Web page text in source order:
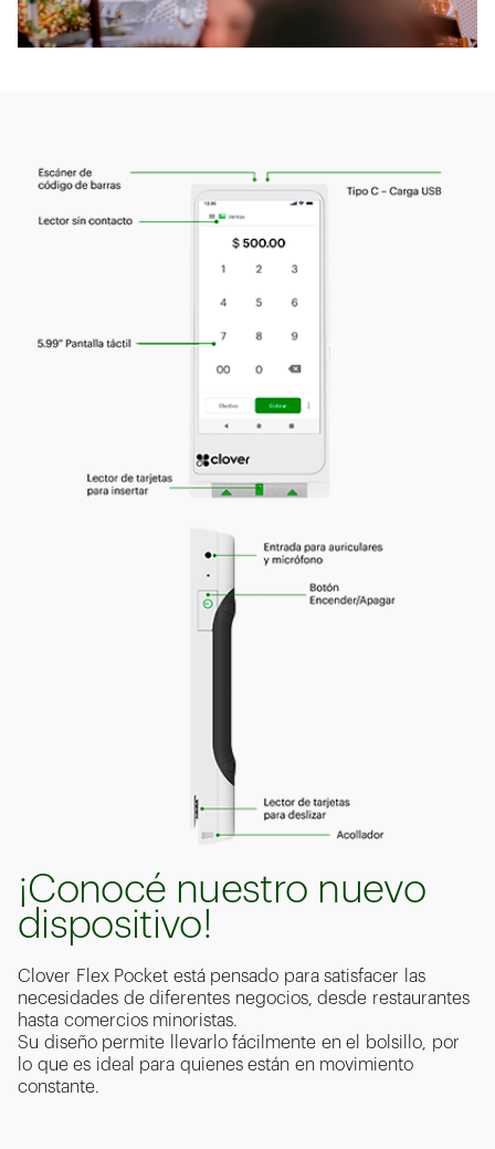
¡Conocé nuestro nuevo
dispositivo!
Clover Flex Pocket está pensado para satisfacer las
necesidades de diferentes negocios, desde restaurantes
hasta comercios minoristas.
Su diseño permite llevarlo fácilmente en el bolsillo, por
lo que es ideal para quienes están en movimiento
constante.​